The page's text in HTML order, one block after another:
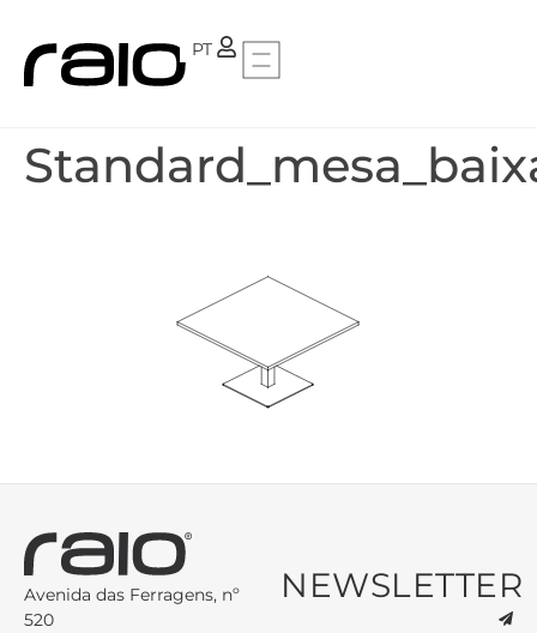
PT
FR
Avenida das Ferragens, nº
520
NEWSLETTER